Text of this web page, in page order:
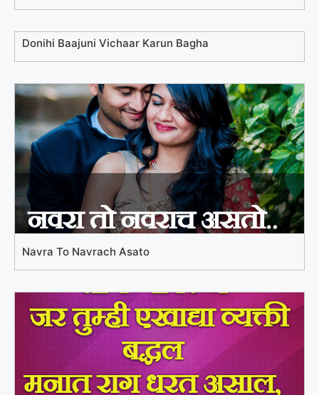
Donihi Baajuni Vichaar Karun Bagha
Navra To Navrach Asato